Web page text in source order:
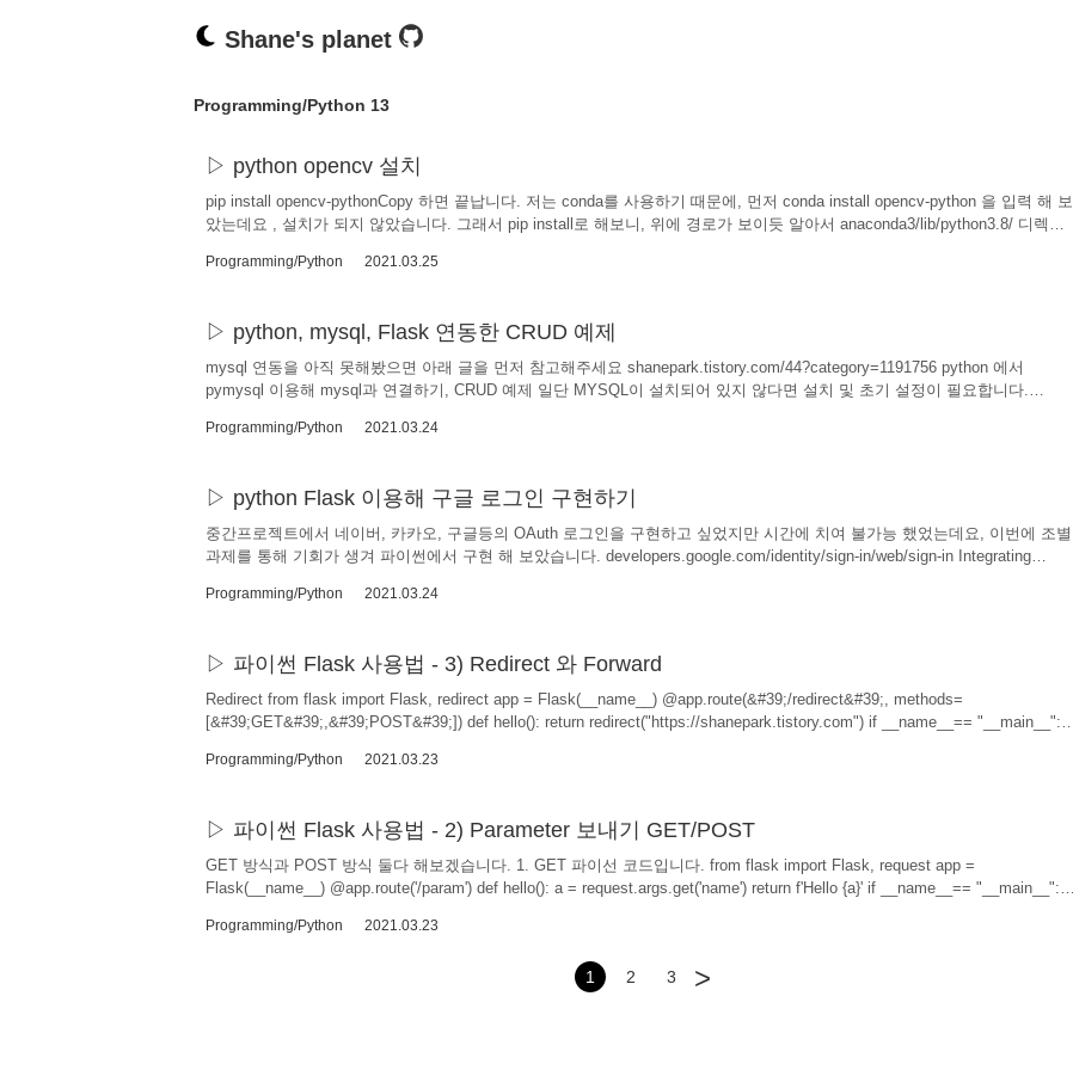
Shane's planet
Programming/Python 13
python opencv 설치
pip install opencv-pythonCopy 하면 끝납니다. 저는 conda를 사용하기 때문에, 먼저 conda install opencv-python 을 입력 해 보
았는데요 , 설치가 되지 않았습니다. 그래서 pip install로 해보니, 위에 경로가 보이듯 알아서 anaconda3/lib/python3.8/ 디렉터
나올때 ? cv2에만 해당하는 건 아니고 어떤 import 든 똑같이 고생할 수 있습니다. 저는 opencv를 설치하게 전에 init.py 에서 실
Programming/Python 2021.03.25
python, mysql, Flask 연동한 CRUD 예제
mysql 연동을 아직 못해봤으면 아래 글을 먼저 참고해주세요 shanepark.tistory.com/44?category=1191756 python 에서
pymysql 이용해 mysql과 연결하기, CRUD 예제 일단 MYSQL이 설치되어 있지 않다면 설치 및 초기 설정이 필요합니다.
다. [ homebrew가 설치 shanepark.tistory.com Flask 를 안써봤다면 아래 글을 먼저 참고해주세요 shanepark.tistory.com/56?
Programming/Python 2021.03.24
python Flask 이용해 구글 로그인 구현하기
중간프로젝트에서 네이버, 카카오, 구글등의 OAuth 로그인을 구현하고 싶었지만 시간에 치여 불가능 했었는데요, 이번에 조별
과제를 통해 기회가 생겨 파이썬에서 구현 해 보았습니다. developers.google.com/identity/sign-in/web/sign-in Integrating
with Google APIs. A user always has the option to revoke access to an application at any time. This document..
Programming/Python 2021.03.24
파이썬 Flask 사용법 - 3) Redirect 와 Forward
Redirect from flask import Flask, redirect app = Flask(__name__) @app.route(&#39;/redirect&#39;, methods=
[&#39;GET&#39;,&#39;POST&#39;]) def hello(): return redirect("https://shanepark.tistory.com") if __name__== "__main__":
력하면 끝입니다. 서버를 실행 한 뒤에, 지정해둔 주소 ( app.route 안의 주소 ) 를 웹브라우저에 입력 하면, 바로 ..
Programming/Python 2021.03.23
파이썬 Flask 사용법 - 2) Parameter 보내기 GET/POST
GET 방식과 POST 방식 둘다 해보겠습니다. 1. GET 파이선 코드입니다. from flask import Flask, request app =
Flask(__name__) @app.route('/param') def hello(): a = request.args.get('name') return f'Hello {a}' if __name__== "__main__":
위에 작성한 html파일을 실행합니다. html 파일로 저장한 뒤에 그냥 원하는 브라우저에 드래그하면 실행됩니다. form 태그 안에
Programming/Python 2021.03.23
1 2 3 >